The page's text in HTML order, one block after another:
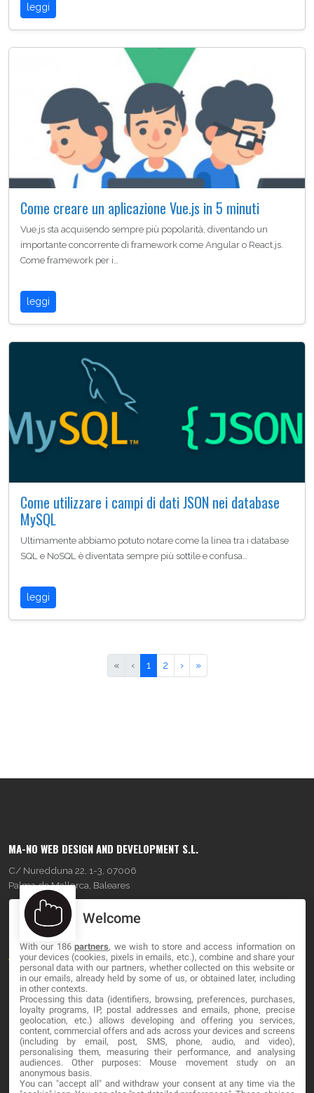
leggi
Come creare un aplicazione Vue.js in 5 minuti
Vue.js sta acquisendo sempre più popolarità, diventando un
importante concorrente di framework come Angular o React.js.
Come framework per i…
leggi
Come utilizzare i campi di dati JSON nei database
MySQL
Ultimamente abbiamo potuto notare come la linea tra i database
SQL e NoSQL è diventata sempre più sottile e confusa…
leggi
« ‹ 1 2 › »
MA-NO WEB DESIGN AND DEVELOPMENT S.L.
C/ Nuredduna 22, 1-3, 07006
Palma de Mallorca, Baleares
OUR COMPANY
About
Blog
Contact
LEGAL
Cookies
Welcome
With our 186partners, we wish to store and access information on
your devices (cookies, pixels in emails, etc.), combine and share your
personal data with our partners, whether collected on this website or
in our emails, already held by some of us, or obtained later, including
in other contexts.
Processing this data (identifiers, browsing, preferences, purchases,
loyalty programs, IP, postal addresses and emails, phone, precise
geolocation, etc.) allows developing and offering you services,
content, commercial offers and ads across your devices and screens
(including by email, post, SMS, phone, audio, and video),
personalising them, measuring their performance, and analysing
audiences. Other purposes: Mouse movement study on an
anonymous basis.
You can "accept all" and withdraw your consent at any time via the